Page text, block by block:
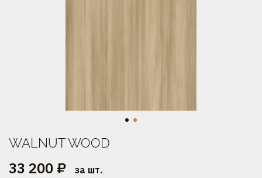
WALNUT WOOD
33 200 ₽ за шт.